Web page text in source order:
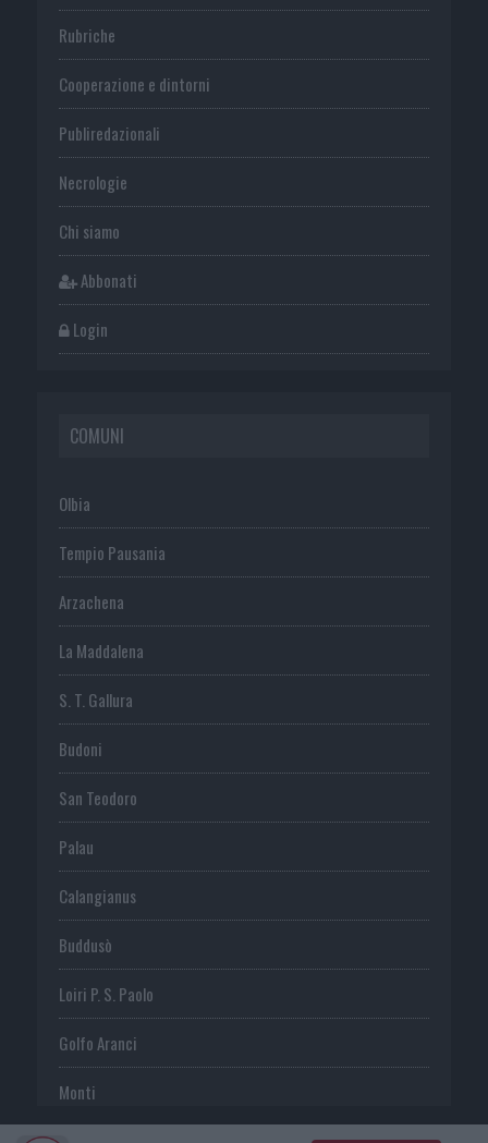
Rubriche
Cooperazione e dintorni
Publiredazionali
Necrologie
Chi siamo
Abbonati
Login
COMUNI
Olbia
Tempio Pausania
Arzachena
La Maddalena
S. T. Gallura
Budoni
San Teodoro
Palau
Calangianus
Buddusò
Loiri P. S. Paolo
Golfo Aranci
Monti